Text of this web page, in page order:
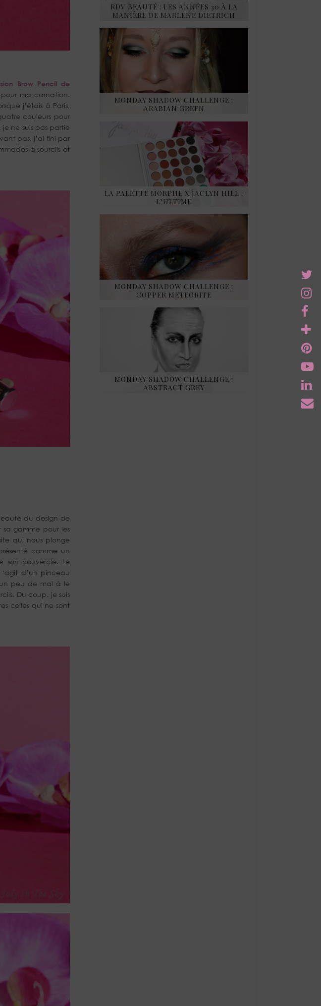
Brow Pencil de
ma carnation.
j’étais à Paris,
couleurs pour
je ne suis pas partie
pas, j’ai fini par
à sourcils et
du design de
gamme pour les
qui nous plonge
comme un
son couvercle. Le
d’un pinceau
peu de mal à le
Du coup, je suis
celles qui ne sont
RDV BEAUTÉ : LES ANNÉES 30 À LA
MANIÈRE DE MARLENE DIETRICH
MONDAY SHADOW CHALLENGE :
ARABIAN GREEN
LA PALETTE MORPHE X JACLYN HILL :
L’ULTIME
MONDAY SHADOW CHALLENGE :
COPPER METEORITE
MONDAY SHADOW CHALLENGE :
ABSTRACT GREY